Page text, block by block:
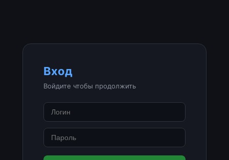
Вход
Войдите чтобы продолжить